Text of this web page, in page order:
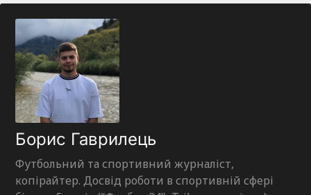
Борис Гаврилець
Футбольний та спортивний журналіст,
копірайтер. Досвід роботи в спортивній сфері